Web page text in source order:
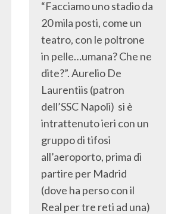
“Facciamo uno stadio da
20 mila posti, come un
teatro, con le poltrone
in pelle…umana? Che ne
dite?”. Aurelio De
Laurentiis (patron
dell’SSC Napoli) si è
intrattenuto ieri con un
gruppo di tifosi
all’aeroporto, prima di
partire per Madrid
(dove ha perso con il
Real per tre reti ad una)